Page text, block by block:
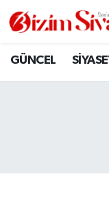
GÜNCEL
ARAMIZDAN
Sivas